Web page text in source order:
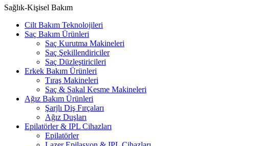
Sağlık-Kişisel Bakım
Cilt Bakım Teknolojileri
Saç Bakım Ürünleri
Saç Kurutma Makineleri
Saç Şekillendiriciler
Saç Düzleştiricileri
Erkek Bakım Ürünleri
Tıraş Makineleri
Saç & Sakal Kesme Makineleri
Ağız Bakım Ürünleri
Şarjlı Diş Fırçaları
Ağız Duşları
Epilatörler & IPL Cihazları
Epilatörler